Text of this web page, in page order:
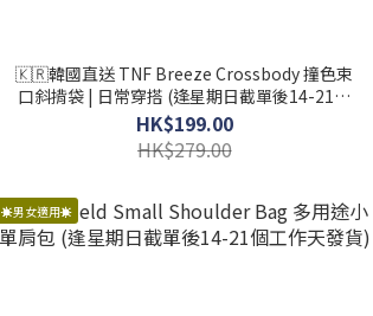
🇰🇷韓國直送 TNF Breeze Crossbody 撞色束
口斜揹袋 | 日常穿搭 (逢星期日截單後14-21個
工作天發貨)
HK$199.00
HK$279.00
☀️男女適用☀️